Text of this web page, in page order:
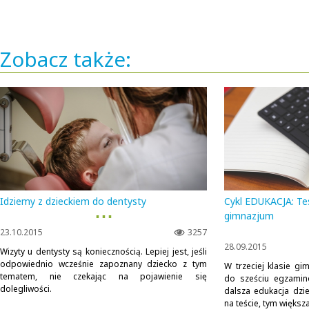
Zobacz także:
Idziemy z dzieckiem do dentysty
▪ ▪ ▪
3257
23.10.2015
Wizyty u dentysty są koniecznością. Lepiej jest, jeśli
odpowiednio wcześnie zapoznany dziecko z tym
tematem, nie czekając na pojawienie się
dolegliwości.
Cykl EDUKACJA:
gimnazjum
28.09.2015
W trzeciej klasie
do sześciu
dalsza edukacja
na teście, tym